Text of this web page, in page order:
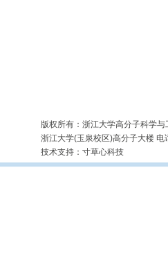
版权所有：浙江大学高分子科
浙江大学(玉泉校区)高分子大楼
技术支持： 寸草心科技